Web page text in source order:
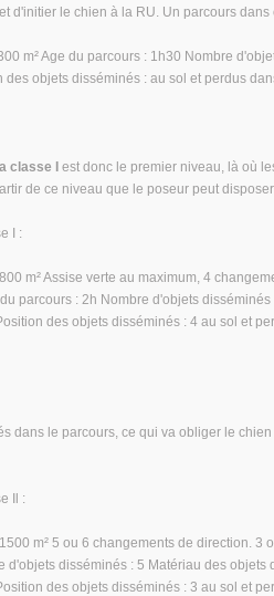
d'initier le chien à la RU. Un parcours
m² Age du parcours : 1h30 Nombre
objets disséminés : au sol et perdus
classe I
est donc le premier niveau, là où
de ce niveau que le poseur peut
I :
m² Assise verte au maximum, 4
parcours : 2h Nombre d'objets
des objets disséminés : 4 au sol et
dans le parcours, ce qui va obliger le
Il :
m² 5 ou 6 changements de direction.
d'objets disséminés : 5 Matériau des
des objets disséminés : 3 au sol et